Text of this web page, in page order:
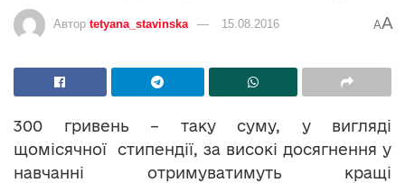
Автор tetyana_stavinska 15.08.2016 AA
300 гривень – таку суму, у вигляді
щомісячної стипендії, за високі досягнення у
навчанні отримуватимуть кращі